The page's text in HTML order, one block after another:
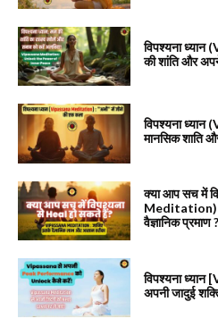
विपश्यना
की शांति और
विपश्यना
मानसिक शाति
क्या आप सच में
Meditation)
वैज्ञानिक प्रमाण ?
विपश्यना
अपनी जादुई